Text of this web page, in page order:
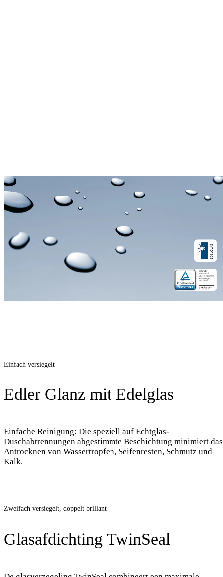
Einfach versiegelt
Edler Glanz mit Edelglas
Einfache Reinigung: Die speziell auf Echtglas-
Duschabtrennungen abgestimmte Beschichtung minimiert das
Antrocknen von Wassertropfen, Seifenresten, Schmutz und
Kalk.
Zweifach versiegelt, doppelt brillant
Glasafdichting TwinSeal